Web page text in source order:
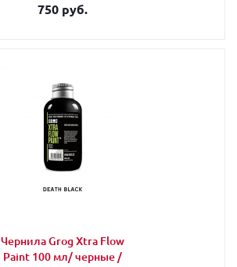
750 руб.
Чернила Grog Xtra Flow
Paint 100 мл/ черные /